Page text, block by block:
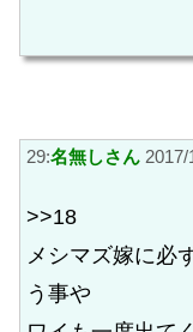
29:名無しさん
>>18
メシマズ嫁に必
う事や